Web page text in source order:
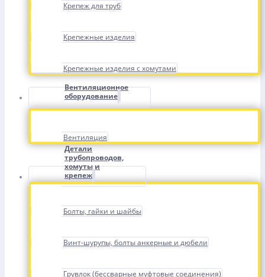
Крепеж для труб
Крепежные изделия
Крепежные изделия с хомутами
Вентиляционное
оборудование
Вентиляция
Детали
трубопроводов,
хомуты и
крепеж
Болты, гайки и шайбы
Винт-шурупы, болты анкерные и дюбели
Грувлок (бессварные муфтовые соединения)